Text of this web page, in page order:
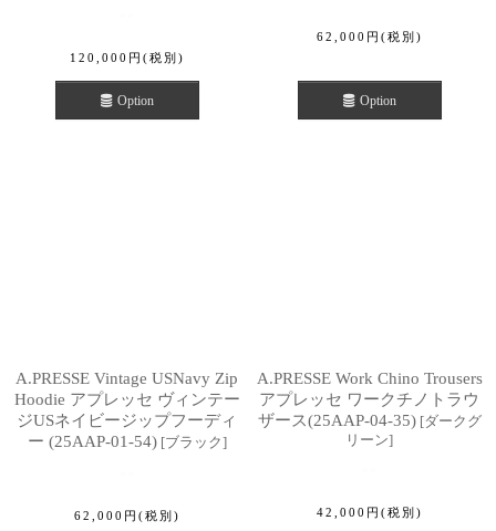
120,000 円 (税別)
Option
62,000 円 (税別)
Option
A.PRESSE Vintage USNavy Zip
Hoodie アプレッセ ヴィンテー
ジUSネイビージップフーディ
ー (25AAP-01-54) [ブラック]
62,000 円 (税別)
A.PRESSE Work Chino Trousers
アプレッセ ワークチノトラウ
ザース(25AAP-04-35) [ダークグ
リーン]
42,000 円 (税別)